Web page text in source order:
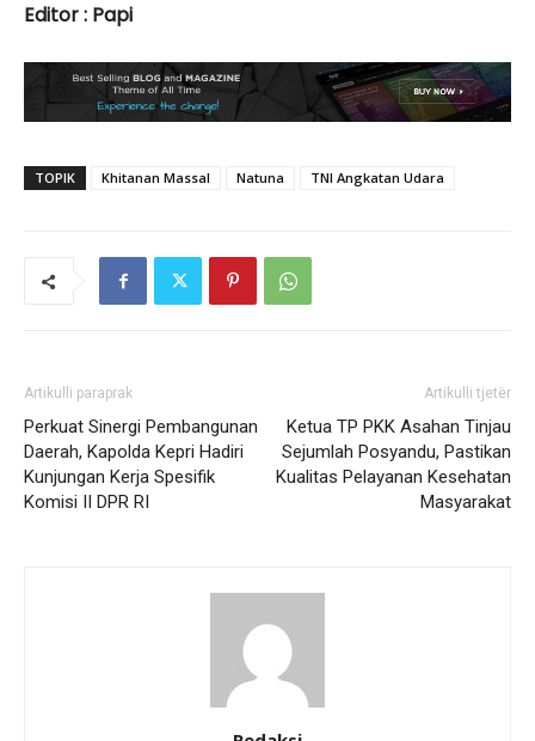
Editor : Papi
TOPIK Khitanan Massal Natuna TNI Angkatan Udara
Artikulli paraprak
Perkuat Sinergi Pembangunan
Daerah, Kapolda Kepri Hadiri
Kunjungan Kerja Spesifik
Komisi II DPR RI
Artikulli tjetër
Ketua TP PKK Asahan Tinjau
Sejumlah Posyandu, Pastikan
Kualitas Pelayanan Kesehatan
Masyarakat